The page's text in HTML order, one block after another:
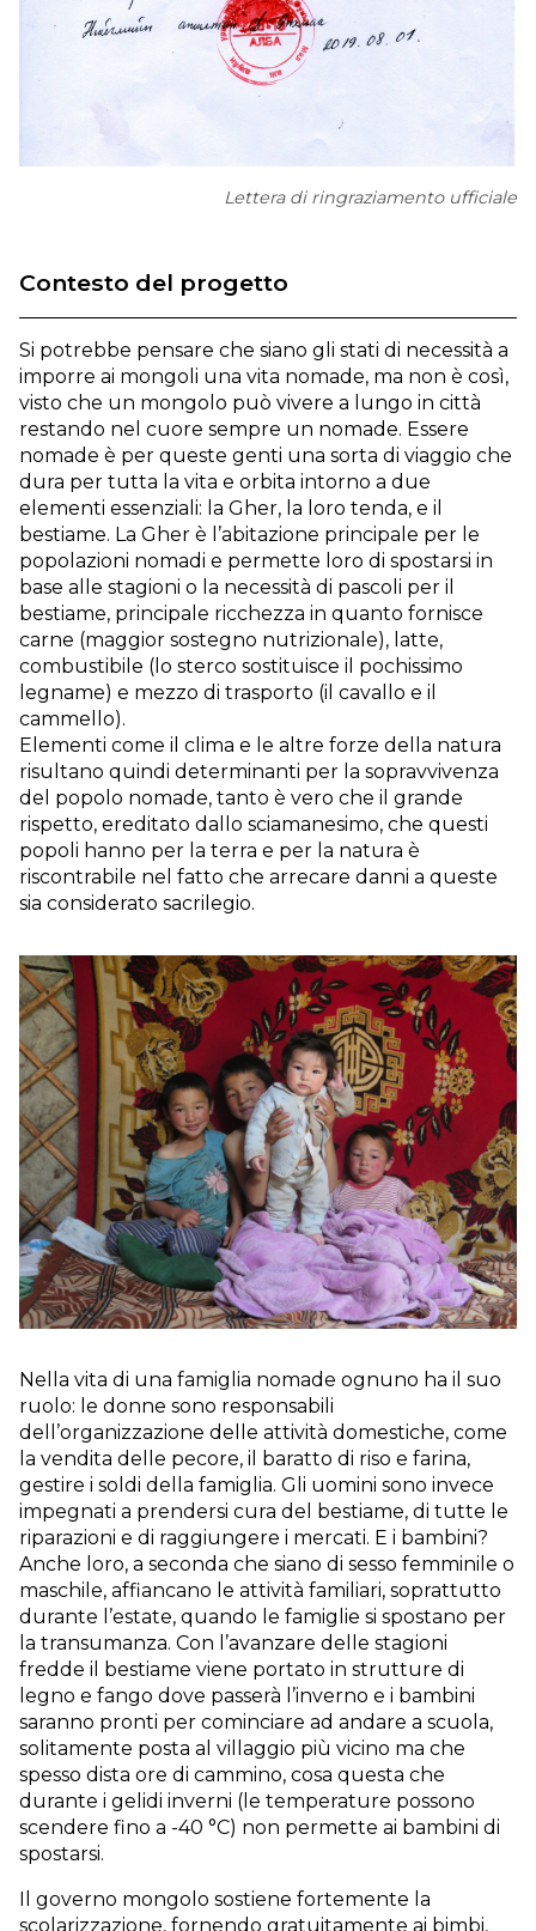
Lettera di ringraziamento ufficiale
Contesto del progetto
Si potrebbe pensare che siano gli stati di necessità a
imporre ai mongoli una vita nomade, ma non è così,
visto che un mongolo può vivere a lungo in città
restando nel cuore sempre un nomade. Essere
nomade è per queste genti una sorta di viaggio che
dura per tutta la vita e orbita intorno a due
elementi essenziali: la Gher, la loro tenda, e il
bestiame. La Gher è l’abitazione principale per le
popolazioni nomadi e permette loro di spostarsi in
base alle stagioni o la necessità di pascoli per il
bestiame, principale ricchezza in quanto fornisce
carne (maggior sostegno nutrizionale), latte,
combustibile (lo sterco sostituisce il pochissimo
legname) e mezzo di trasporto (il cavallo e il
cammello).
Elementi come il clima e le altre forze della natura
risultano quindi determinanti per la sopravvivenza
del popolo nomade, tanto è vero che il grande
rispetto, ereditato dallo sciamanesimo, che questi
popoli hanno per la terra e per la natura è
riscontrabile nel fatto che arrecare danni a queste
sia considerato sacrilegio.
Nella vita di una famiglia nomade ognuno ha il suo
ruolo: le donne sono responsabili
dell’organizzazione delle attività domestiche, come
la vendita delle pecore, il baratto di riso e farina,
gestire i soldi della famiglia. Gli uomini sono invece
impegnati a prendersi cura del bestiame, di tutte le
riparazioni e di raggiungere i mercati. E i bambini?
Anche loro, a seconda che siano di sesso femminile o
maschile, affiancano le attività familiari, soprattutto
durante l’estate, quando le famiglie si spostano per
la transumanza. Con l’avanzare delle stagioni
fredde il bestiame viene portato in strutture di
legno e fango dove passerà l’inverno e i bambini
saranno pronti per cominciare ad andare a scuola,
solitamente posta al villaggio più vicino ma che
spesso dista ore di cammino, cosa questa che
durante i gelidi inverni (le temperature possono
scendere fino a -40 °C) non permette ai bambini di
spostarsi.
Il governo mongolo sostiene fortemente la
scolarizzazione, fornendo gratuitamente ai bimbi,